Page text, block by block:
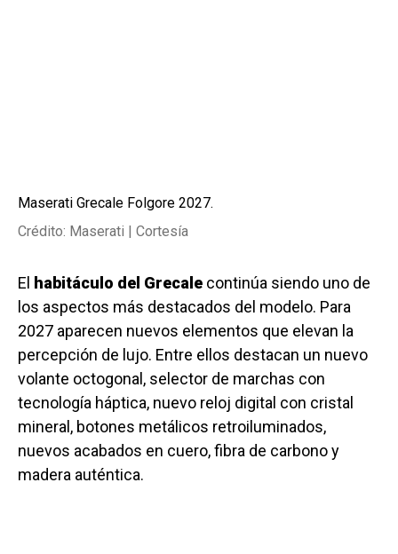
Maserati Grecale Folgore 2027.
Crédito: Maserati | Cortesía
El habitáculo del Grecale continúa siendo uno de
los aspectos más destacados del modelo. Para
2027 aparecen nuevos elementos que elevan la
percepción de lujo. Entre ellos destacan un nuevo
volante octogonal, selector de marchas con
tecnología háptica, nuevo reloj digital con cristal
mineral, botones metálicos retroiluminados,
nuevos acabados en cuero, fibra de carbono y
madera auténtica.